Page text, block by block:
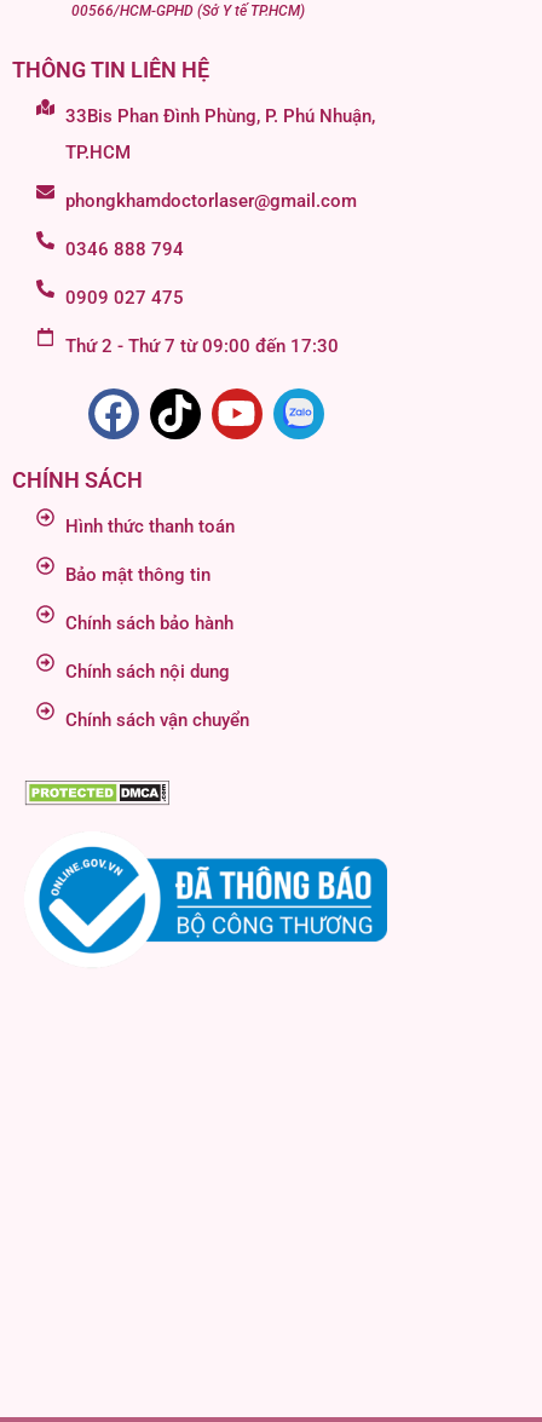
00566/HCM-GPHD (Sở Y tế TP.HCM)
THÔNG TIN LIÊN HỆ
33Bis Phan Đình Phùng, P. Phú Nhuận,
TP.HCM
phongkhamdoctorlaser@gmail.com
0346 888 794
0909 027 475
Thứ 2 - Thứ 7 từ 09:00 đến 17:30
CHÍNH SÁCH
Hình thức thanh toán
Bảo mật thông tin
Chính sách bảo hành
Chính sách nội dung
Chính sách vận chuyển